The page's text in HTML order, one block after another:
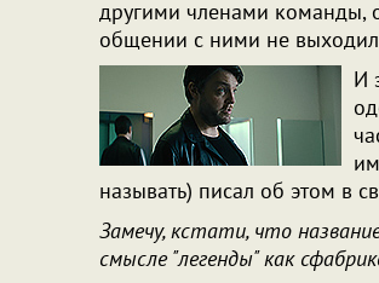
другими членами команды,
общении с ними не выходил
И
называть) писал об этом в
Замечу, кстати, что
смысле "легенды" как